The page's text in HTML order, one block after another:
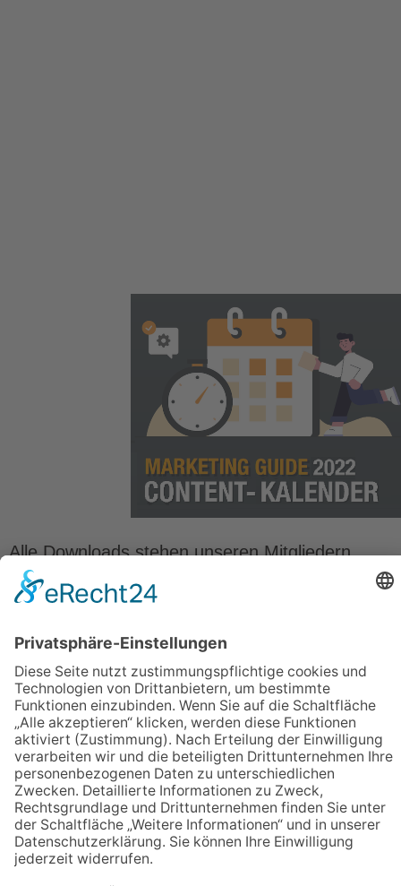
Alle Downloads stehen unseren Mitgliedern
kostenlos zur Verfügung. Der Autor des
Downloads ist:marketing-BÖRSE
ÜBER UNS
ANMELDEN
LOGIN
AGB
Impressum
Datenschutz
digitalkonferenz.net